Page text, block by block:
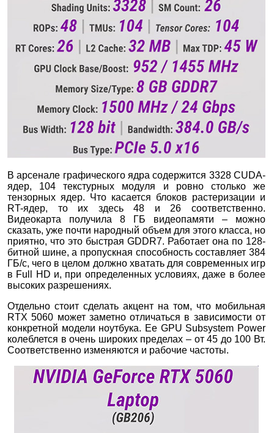
В арсенале графического ядра содержится 3328 CUDA-
ядер, 104 текстурных модуля и ровно столько же
тензорных ядер. Что касается блоков растеризации и
RT-ядер, то их здесь 48 и 26 соответственно.
Видеокарта получила 8 ГБ видеопамяти – можно
сказать, уже почти народный объем для этого класса, но
приятно, что это быстрая GDDR7. Работает она по 128-
битной шине, а пропускная способность составляет 384
ГБ/с, чего в целом должно хватать для современных игр
в Full HD и, при определенных условиях, даже в более
высоких разрешениях.
Отдельно стоит сделать акцент на том, что мобильная
RTX 5060 может заметно отличаться в зависимости от
конкретной модели ноутбука. Ее GPU Subsystem Power
колеблется в очень широких пределах – от 45 до 100 Вт.
Соответственно изменяются и рабочие частоты.